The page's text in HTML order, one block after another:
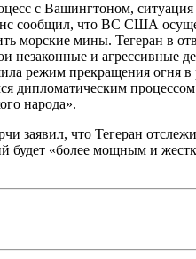
с Вашингтоном,
что ВС США
морские мины. Тегеран в
и агрессивные
режим прекращения
народа».
что Тегеран
будет «более мощным и